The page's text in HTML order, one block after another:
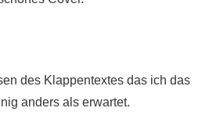
des Klappentextes das ich das
anders als erwartet.